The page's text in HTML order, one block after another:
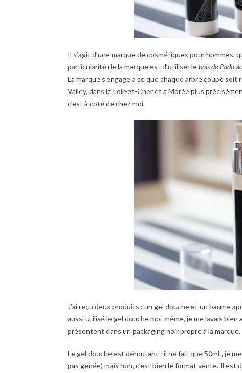
Il s’agit d’une marque de cosmétiques pour hommes,
particularité de la marque est d’utiliser lebois de Padouk
La marque s’engage a ce que chaque arbre coupé
Valley, dans le Loir-et-Cher et à Morée plus
c’est à coté de chez moi.
J’ai reçu deux produits : un gel douche et un baume
aussi utilisé le gel douche moi-même, je me lavais bien
présentent dans un packaging noir propre à la marque.
Le gel douche est déroutant : il ne fait que 50mL, je
pas genée) mais non, c’est bien le format vente. Il